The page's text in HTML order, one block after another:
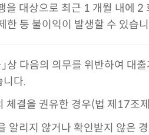
대상으로 최근 1 개월 내에
한 등 불이익이 발생할 수 있습
상 다음의 의무를 위반하여 대
니다.
체결을 권유한 경우(법 제17조
알리지 않거나 확인받지 않은